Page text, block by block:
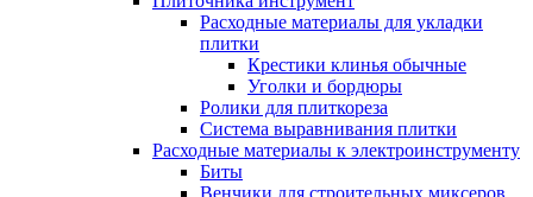
Расходные материалы для укладки
плитки
Крестики клинья обычные
Уголки и бордюры
Ролики для плиткореза
Система выравнивания плитки
Расходные материалы к электроинструменту
Биты
Венчики для строительных миксеров